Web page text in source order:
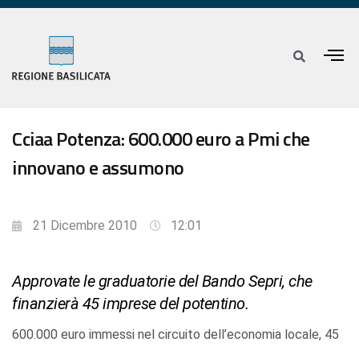
Cciaa Potenza: 600.000 euro a Pmi che
innovano e assumono
21 Dicembre 2010 12:01
Approvate le graduatorie del Bando Sepri, che
finanzierà 45 imprese del potentino.
600.000 euro immessi nel circuito dell’economia locale, 45